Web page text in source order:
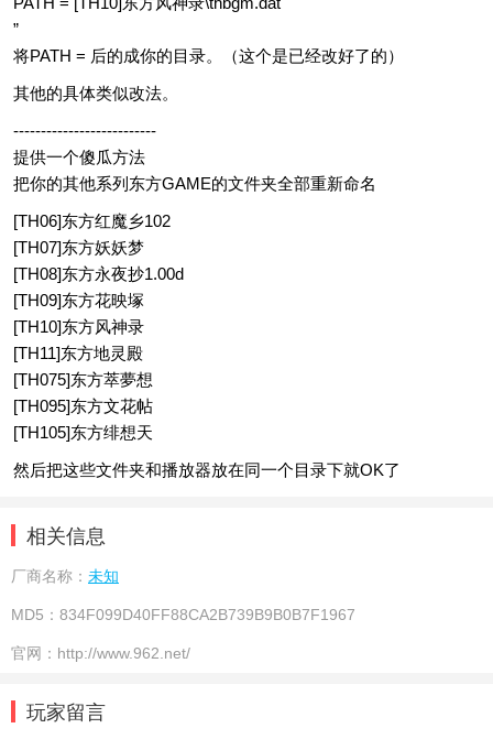
”
将PATH = 后的成你的目录。（这个是已经改好了的）
其他的具体类似改法。
--------------------------
提供一个傻瓜方法
把你的其他系列东方GAME的文件夹全部重新命名
[TH06]东方红魔乡102
[TH07]东方妖妖梦
[TH08]东方永夜抄1.00d
[TH09]东方花映塚
[TH10]东方风神录
[TH11]东方地灵殿
[TH075]东方萃夢想
[TH095]东方文花帖
[TH105]东方绯想天
然后把这些文件夹和播放器放在同一个目录下就OK了
相关信息
厂商名称： 未知
MD5： 834F099D40FF88CA2B739B9B0B7F1967
官网： http://www.962.net/
玩家留言